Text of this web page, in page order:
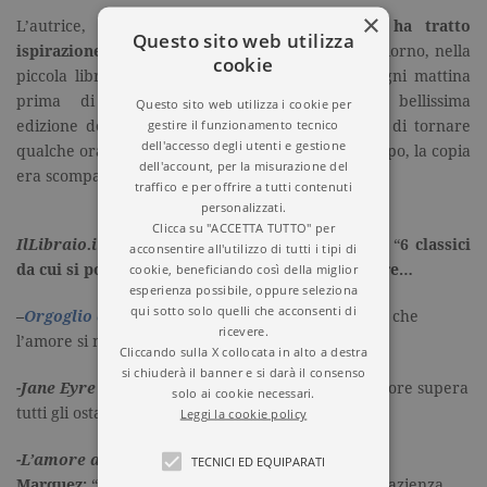
L’autrice, amante dei libri e delle librerie, ha tratto
ispirazione da una vicenda autobiografica:un giorno, nella
piccola libreria di Mountain View (dove entra ogni mattina
prima di andare in ufficio), trovò una bellissima
edizione dell’
Amante; essendo in ritardo, decise di tornare
qualche ora dopo per acquistarla, ma, nel frattempo, la copia
era scomparsa…
IlLibraio.it ha chiesto a Shelly Kingdi scegliere “6 classici
da cui si possono imparare molte cose sull’amore…
–Orgoglio e pregiudizio diJane Austen:“Insegna che
l’amore si nasconde dove meno te l’aspetti”;
-Jane Eyre di Charlotte Bronte: “Insegna che l’amore supera
tutti gli ostacoli, è più forte di ogni cosa”;
-L’amore ai tempi del colera di Gabriel Garcia
×
Questo sito web utilizza
cookie
Questo sito web utilizza i cookie per
gestire il funzionamento tecnico
dell'accesso degli utenti e gestione
dell'account, per la misurazione del
traffico e per offrire a tutti contenuti
personalizzati.
Clicca su "ACCETTA TUTTO" per
acconsentire all'utilizzo di tutti i tipi di
cookie, beneficiando così della miglior
esperienza possibile, oppure seleziona
qui sotto solo quelli che acconsenti di
ricevere.
Cliccando sulla X collocata in alto a destra
si chiuderà il banner e si darà il consenso
solo ai cookie necessari.
Leggi la cookie policy
TECNICI ED EQUIPARATI